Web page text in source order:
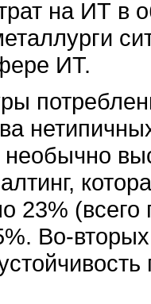
на ИТ
ИТ.
необычно
23%
. Во-вторых